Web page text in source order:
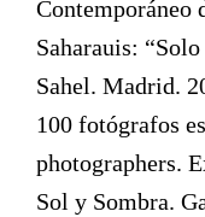
Contemporáneo
Saharauis:
Sahel. Madrid.
100 fotógrafos
photographers.
Sol y Sombra.